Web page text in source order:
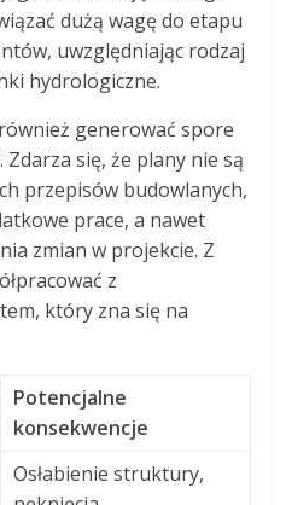
dużą wagę do etapu
uwzględniając rodzaj
hydrologiczne.
generować spore
się, że plany nie są
przepisów budowlanych,
prace, a nawet
zmian w projekcie. Z
z
który zna się na
Potencjalne
konsekwencje
Osłabienie struktury,